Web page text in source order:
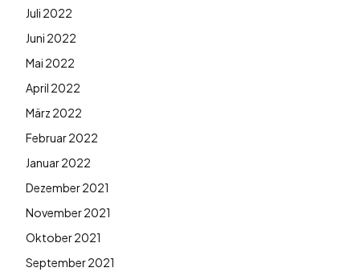
Juli 2022
Juni 2022
Mai 2022
April 2022
März 2022
Februar 2022
Januar 2022
Dezember 2021
November 2021
Oktober 2021
September 2021